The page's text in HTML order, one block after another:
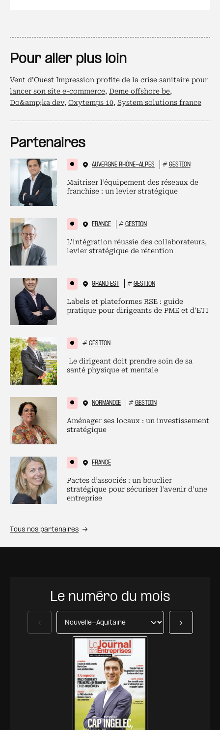
Pour aller plus loin
Vent d’Ouest Impression profite de la crise sanitaire pour
lancer son site e-commerce, Deme offshore be,
Do&amp;ka dev, Oxytemps 10, System solutions france
Partenaires
AUVERGNE RHÔNE-ALPES # GESTION
Maitriser l’équipement des réseaux de
franchise : un levier stratégique
FRANCE # GESTION
L’intégration réussie des collaborateurs,
levier stratégique de rétention
GRAND EST # GESTION
Labels et plateformes RSE : guide
pratique pour dirigeants de PME et d’ETI
# GESTION
Le dirigeant doit prendre soin de sa
santé physique et mentale
NORMANDIE # GESTION
Aménager ses locaux : un investissement
stratégique
FRANCE
Pactes d’associés : un bouclier
stratégique pour sécuriser l’avenir d’une
entreprise
Tous nos partenaires
Le numéro du mois
Précédent Suivant